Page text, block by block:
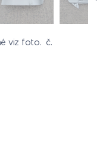
viz foto. č.